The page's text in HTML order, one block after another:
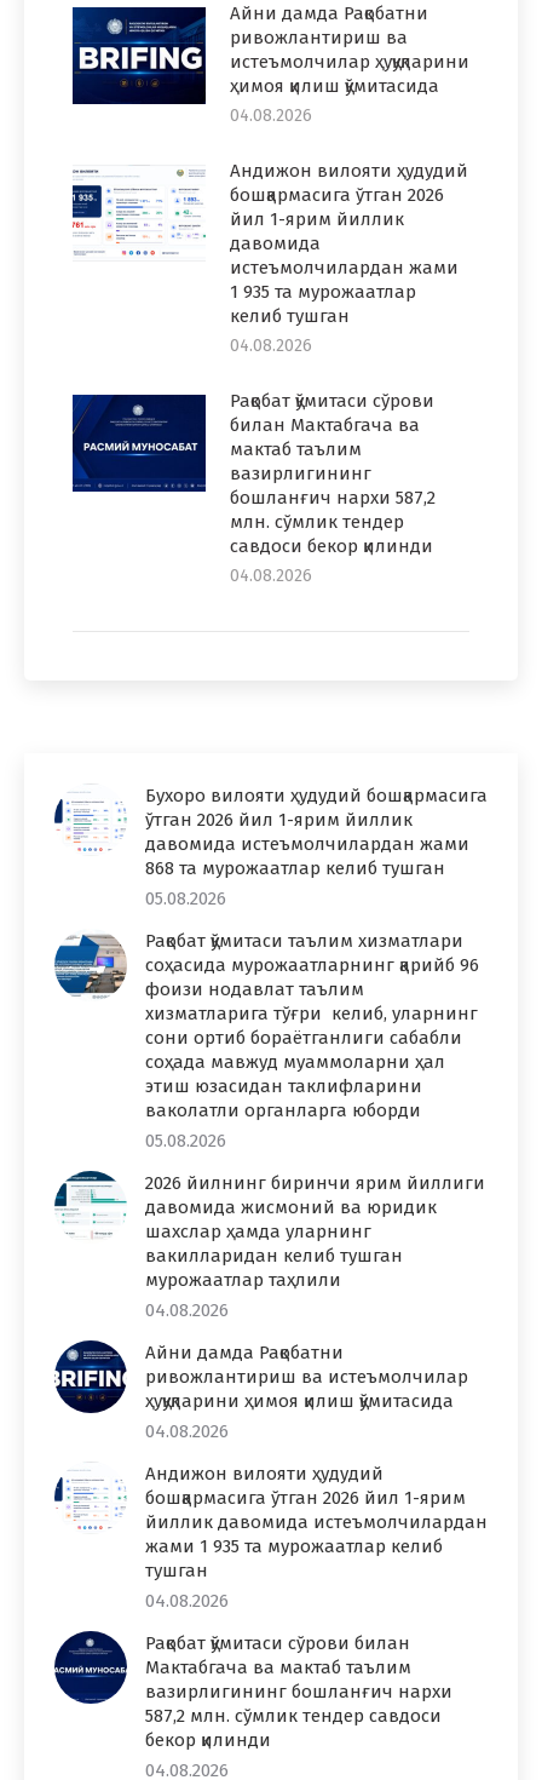
Айни дамда Рақобатни
ривожлантириш ва
истеъмолчилар ҳуқуқларини
ҳимоя қилиш қўмитасида
04.08.2026
Андижон вилояти ҳудудий
бошқармасига ўтган 2026
йил 1-ярим йиллик
давомида
истеъмолчилардан жами
1 935 та мурожаатлар
келиб тушган
04.08.2026
Рақобат қўмитаси сўрови
билан Мактабгача ва
мактаб таълим
вазирлигининг
бошланғич нархи 587,2
млн. сўмлик тендер
савдоси бекор қилинди
04.08.2026
Бухоро вилояти ҳудудий бошқармасига
ўтган 2026 йил 1-ярим йиллик
давомида истеъмолчилардан жами
868 та мурожаатлар келиб тушган
05.08.2026
Рақобат қўмитаси таълим хизматлари
соҳасида мурожаатларнинг қарийб 96
фоизи нодавлат таълим
хизматларига тўғри келиб, уларнинг
сони ортиб бораётганлиги сабабли
соҳада мавжуд муаммоларни ҳал
этиш юзасидан таклифларини
ваколатли органларга юборди
05.08.2026
2026 йилнинг биринчи ярим йиллиги
давомида жисмоний ва юридик
шахслар ҳамда уларнинг
вакилларидан келиб тушган
мурожаатлар таҳлили
04.08.2026
Айни дамда Рақобатни
ривожлантириш ва истеъмолчилар
ҳуқуқларини ҳимоя қилиш қўмитасида
04.08.2026
Андижон вилояти ҳудудий
бошқармасига ўтган 2026 йил 1-ярим
йиллик давомида истеъмолчилардан
жами 1 935 та мурожаатлар келиб
тушган
04.08.2026
Рақобат қўмитаси сўрови билан
Мактабгача ва мактаб таълим
вазирлигининг бошланғич нархи
587,2 млн. сўмлик тендер савдоси
бекор қилинди
04.08.2026